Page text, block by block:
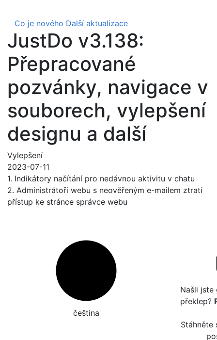
Co je nového Další aktualizace
JustDo v3.138:
Přepracované
pozvánky, navigace v
souborech, vylepšení
designu a další
Vylepšení
2023-07-11
1. Indikátory načítání pro nedávnou aktivitu v chatu
2. Administrátoři webu s neověřeným e-mailem ztratí
přístup ke stránce správce webu
čeština‎
Našli jste
překlep?
Stáhněte